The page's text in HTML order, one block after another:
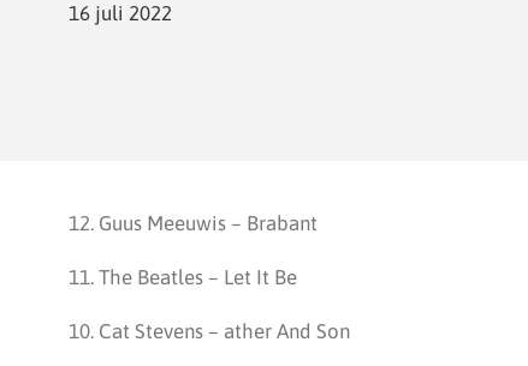
16 juli 2022
12. Guus Meeuwis – Brabant
11. The Beatles – Let It Be
10. Cat Stevens – ather And Son